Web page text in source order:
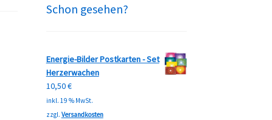
Schon gesehen?
Energie-Bilder Postkarten - Set
Herzerwachen
10,50€
inkl. 19 % MwSt.
zzgl. Versandkosten